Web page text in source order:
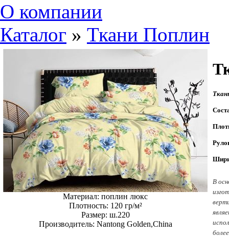
О компании
Каталог » Ткани Поплин
Материал: поплин люкс
Плотность: 120 гр/м²
Размер: ш.220
Производитель: Nantong Golden,China
В